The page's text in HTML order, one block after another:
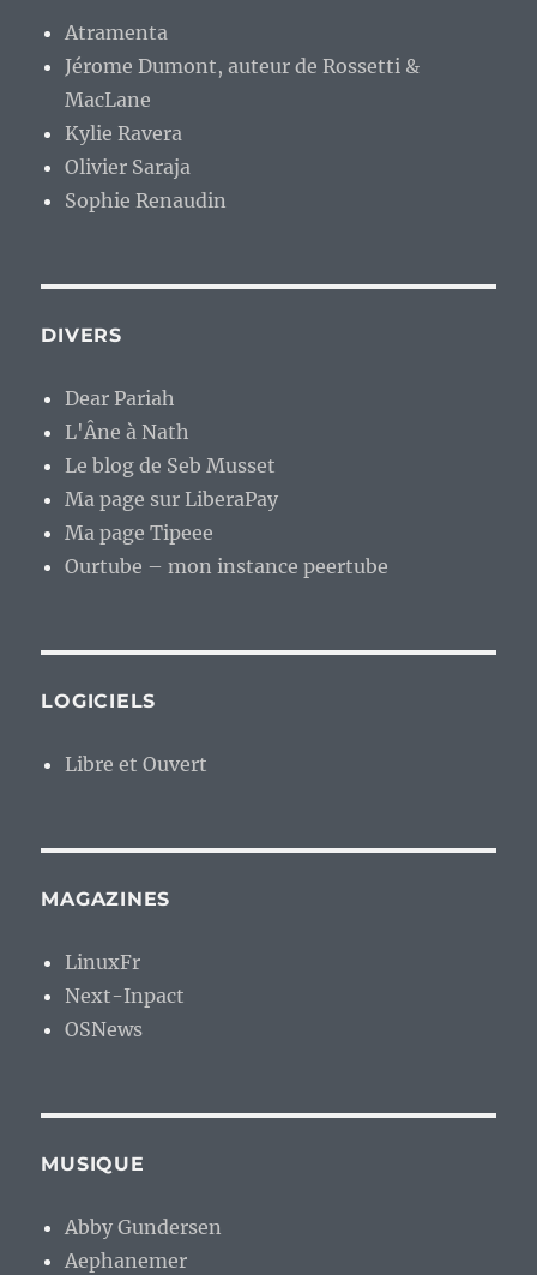
Atramenta
Jérome Dumont, auteur de Rossetti &
MacLane
Kylie Ravera
Olivier Saraja
Sophie Renaudin
DIVERS
Dear Pariah
L'Âne à Nath
Le blog de Seb Musset
Ma page sur LiberaPay
Ma page Tipeee
Ourtube – mon instance peertube
LOGICIELS
Libre et Ouvert
MAGAZINES
LinuxFr
Next-Inpact
OSNews
MUSIQUE
Abby Gundersen
Aephanemer